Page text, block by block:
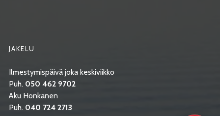
JAKELU
Ilmestymispäivä joka keskiviikko
Puh. 050 462 9702
Aku Honkanen
Puh. 040 724 2713